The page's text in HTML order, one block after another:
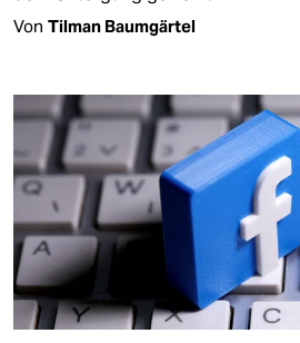
Von Tilman Baumgärtel